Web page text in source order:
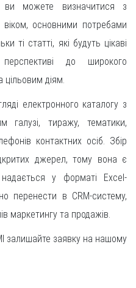
ви можете визначитися з
віком, основними потребами
ті статті, які будуть цікаві
до широкого
цільовим діям.
електронного каталогу з
галузі, тиражу, тематики,
контактних осіб. Збір
джерел, тому вона є
у форматі Excel-
перенести в CRM-систему,
маркетингу та продажів.
залишайте заявку на нашому